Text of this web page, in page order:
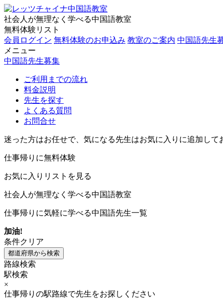
社会人が無理なく学べる中国語教室
無料体験リスト
会員ログイン 無料体験のお申込み 教室のご案内 中国語先生
メニュー
中国語先生募集
ご利用までの流れ
料金説明
先生を探す
よくある質問
お問合せ
迷った方はお任せで、気になる先生はお気に入りに追加して
仕事帰りに無料体験
お気に入りリストを見る
社会人が無理なく学べる中国語教室
仕事帰りに気軽に学べる中国語先生一覧
加油!
条件クリア
路線検索
駅検索
×
仕事帰りの駅路線で先生をお探しください